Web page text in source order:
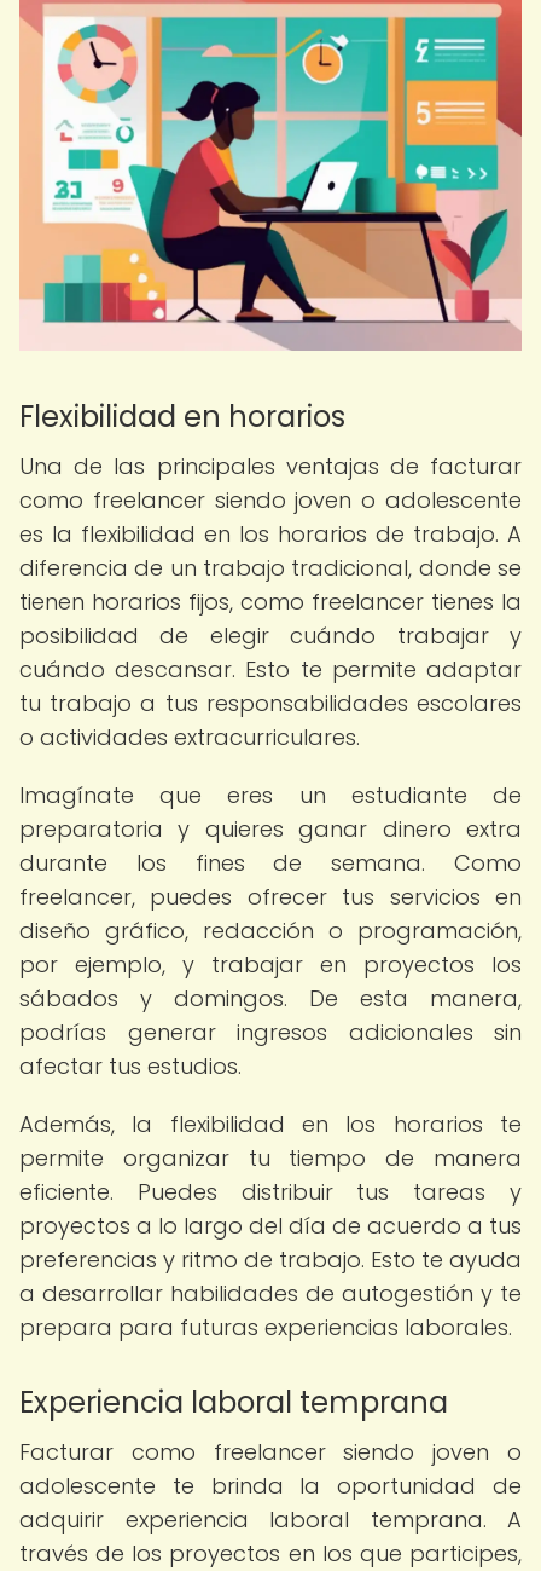
Flexibilidad en horarios
Una de las principales ventajas de facturar
como freelancer siendo joven o adolescente
es la flexibilidad en los horarios de trabajo. A
diferencia de un trabajo tradicional, donde se
tienen horarios fijos, como freelancer tienes la
posibilidad de elegir cuándo trabajar y
cuándo descansar. Esto te permite adaptar
tu trabajo a tus responsabilidades escolares
o actividades extracurriculares.
Imagínate que eres un estudiante de
preparatoria y quieres ganar dinero extra
durante los fines de semana. Como
freelancer, puedes ofrecer tus servicios en
diseño gráfico, redacción o programación,
por ejemplo, y trabajar en proyectos los
sábados y domingos. De esta manera,
podrías generar ingresos adicionales sin
afectar tus estudios.
Además, la flexibilidad en los horarios te
permite organizar tu tiempo de manera
eficiente. Puedes distribuir tus tareas y
proyectos a lo largo del día de acuerdo a tus
preferencias y ritmo de trabajo. Esto te ayuda
a desarrollar habilidades de autogestión y te
prepara para futuras experiencias laborales.
Experiencia laboral temprana
Facturar como freelancer siendo joven o
adolescente te brinda la oportunidad de
adquirir experiencia laboral temprana. A
través de los proyectos en los que participes,